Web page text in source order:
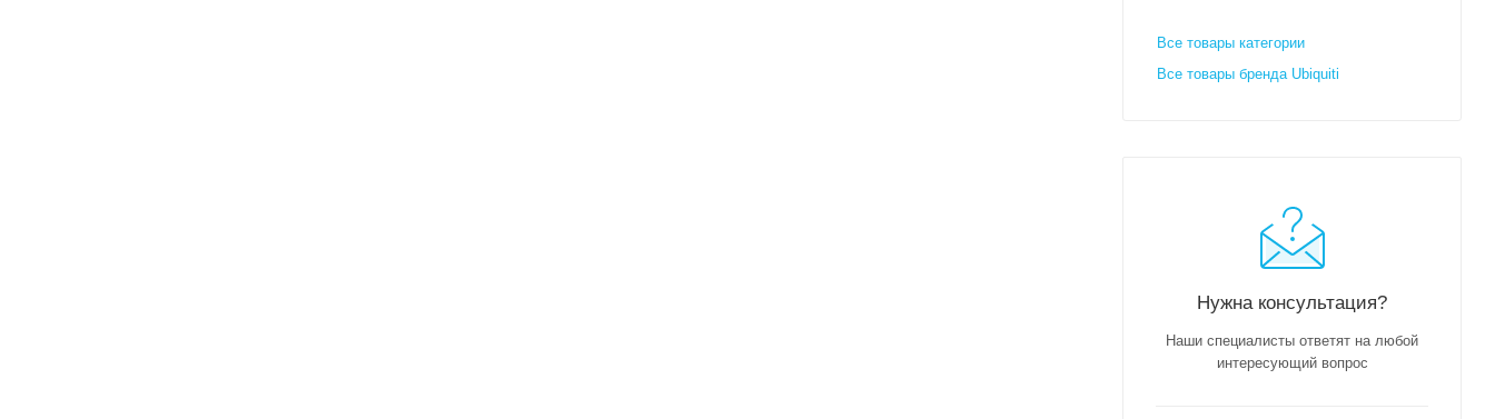
Все товары категории
Все товары бренда Ubiquiti
Нужна консультация?
Наши специалисты ответят на любой
интересующий вопрос